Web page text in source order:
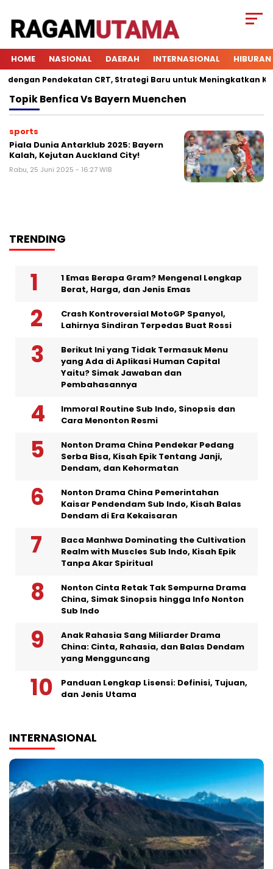
HOME NASIONAL DAERAH INTERNASIONAL HIBURAN
Pendekatan CRT, Strategi Baru untuk Meningkatkan
TopikBenfica Vs Bayern Muenchen
sports
Piala Dunia Antarklub 2025: Bayern
Kalah, Kejutan Auckland City!
Rabu, 25 Juni 2025 - 16:27 WIB
TRENDING
1 Emas Berapa Gram? Mengenal Lengkap
Berat, Harga, dan Jenis Emas
Crash Kontroversial MotoGP Spanyol,
Lahirnya Sindiran Terpedas Buat Rossi
Berikut Ini yang Tidak Termasuk Menu
yang Ada di Aplikasi Human Capital
Yaitu? Simak Jawaban dan
Pembahasannya
Immoral Routine Sub Indo, Sinopsis dan
Cara Menonton Resmi
Nonton Drama China Pendekar Pedang
Serba Bisa, Kisah Epik Tentang Janji,
Dendam, dan Kehormatan
Nonton Drama China Pemerintahan
Kaisar Pendendam Sub Indo, Kisah Balas
Dendam di Era Kekaisaran
Baca Manhwa Dominating the Cultivation
Realm with Muscles Sub Indo, Kisah Epik
Tanpa Akar Spiritual
Nonton Cinta Retak Tak Sempurna Drama
China, Simak Sinopsis hingga Info Nonton
Sub Indo
Anak Rahasia Sang Miliarder Drama
China: Cinta, Rahasia, dan Balas Dendam
yang Mengguncang
Panduan Lengkap Lisensi: Definisi, Tujuan,
dan Jenis Utama
INTERNASIONAL